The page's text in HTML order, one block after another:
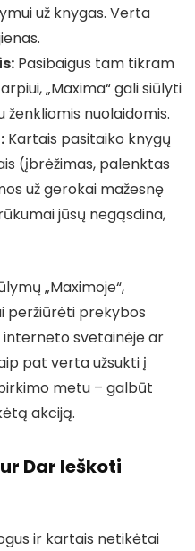
už knygas. Verta
Pasibaigus tam tikram
„Maxima“ gali siūlyti
ženkliomis nuolaidomis.
Kartais pasitaiko knygų
(įbrėžimas, palenktas
už gerokai mažesnę
jūsų negąsdina,
„Maximoje“,
peržiūrėti prekybos
interneto svetainėje ar
pat verta užsukti į
metu – galbūt
akciją.
Dar Ieškoti
ir kartais netikėtai